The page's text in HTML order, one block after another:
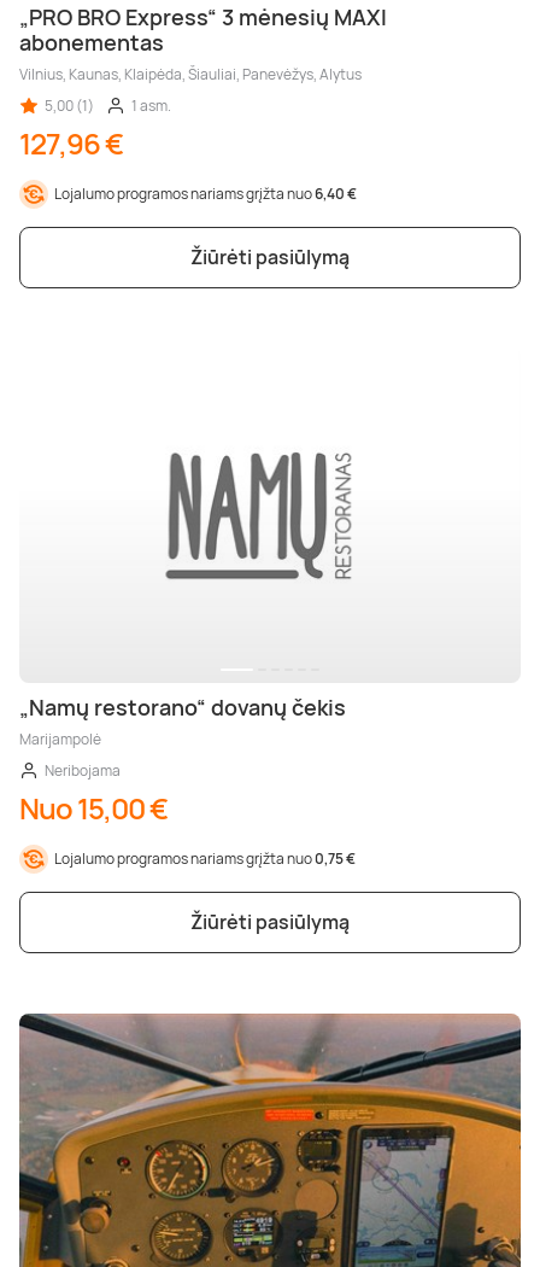
„PRO BRO Express“ 3 mėnesių MAXI
abonementas
Vilnius, Kaunas, Klaipėda, Šiauliai, Panevėžys, Alytus
5,00 (1)
1 asm.
127,96 €
Lojalumo programos nariams grįžta nuo6,40 €
Žiūrėti pasiūlymą
„Namų restorano“ dovanų čekis
Marijampolė
Neribojama
Nuo 15,00 €
Lojalumo programos nariams grįžta nuo0,75 €
Žiūrėti pasiūlymą